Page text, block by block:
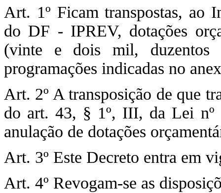
Art. 1º Ficam transpostas, ao
do DF - IPREV, dotações
(vinte e dois mil, duzentos
programações indicadas no
Art. 2º A transposição de que
do art. 43, § 1º, III, da Lei nº
anulação de dotações
Art. 3º Este Decreto entra em
Art. 4º Revogam-se as